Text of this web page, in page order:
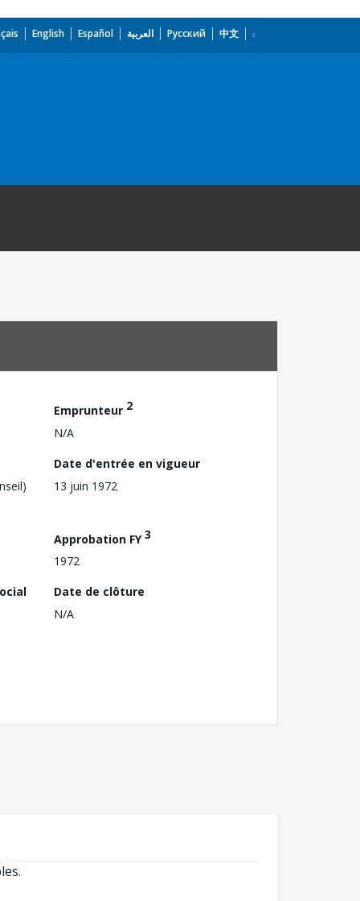
English Español العربية Русский 中文
Emprunteur 2
N/A
Date d'entrée en vigueur
13 juin 1972
Approbation FY3
1972
Date de clôture
N/A